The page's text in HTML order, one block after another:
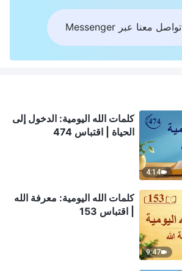
تواصل معنا عبر Messenger
4:14
كلمات الله اليومية: الدخول إلى
الحياة | اقتباس 474
9:47
كلمات الله اليومية: معرفة الله
| اقتباس 153